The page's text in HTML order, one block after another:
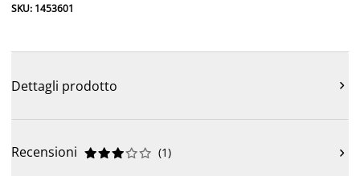
SKU: 1453601
Dettagli prodotto 
Recensioni 




 (1) 